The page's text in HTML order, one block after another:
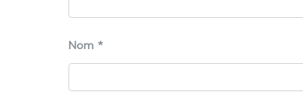
Nom *